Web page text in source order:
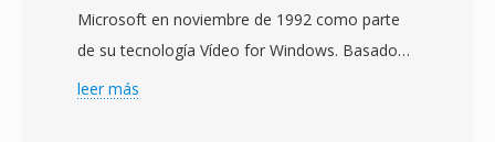
Microsoft en noviembre de 1992 como parte
de su tecnología Vídeo for Windows. Basado
en la estructura RIFF (Resource Interchange
leer más